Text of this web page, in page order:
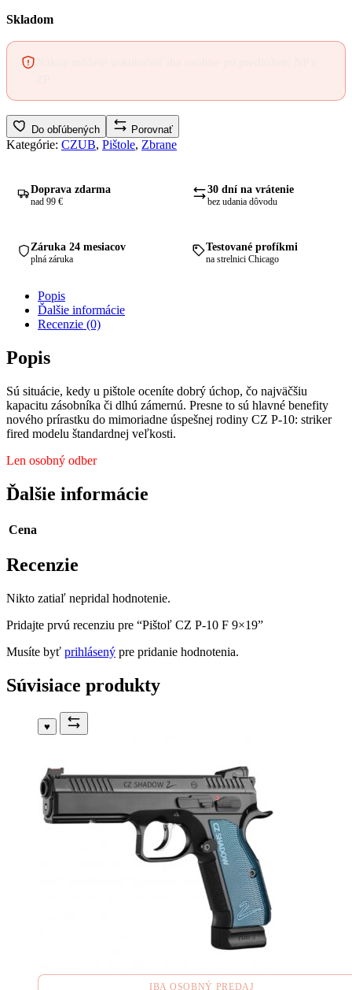
Skladom
Do obľúbených Porovnať
Kategórie: CZUB, Pištole, Zbrane
Doprava zdarma
nad 99 €
30 dní na vrátenie
bez udania dôvodu
Záruka 24 mesiacov
plná záruka
Testované profíkmi
na strelnici Chicago
Popis
Ďalšie informácie
Recenzie (0)
Popis
Sú situácie, kedy u pištole oceníte dobrý úchop, čo najväčšiu
kapacitu zásobníka či dlhú zámernú. Presne to sú hlavné benefity
nového prírastku do mimoriadne úspešnej rodiny CZ P-10: striker
fired modelu štandardnej veľkosti.
Len osobný odber
Ďalšie informácie
Cena
Recenzie
Nikto zatiaľ nepridal hodnotenie.
Pridajte prvú recenziu pre “Pištoľ CZ P-10 F 9×19”
Musíte byť prihlásený pre pridanie hodnotenia.
Súvisiace produkty
♥
IBA OSOBNÝ PREDAJ